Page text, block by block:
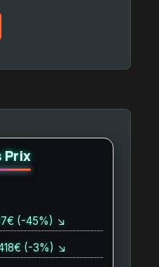
Prix
(-45%) ↘
(-3%) ↘